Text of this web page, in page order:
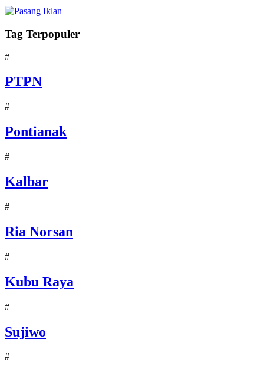
Tag Terpopuler
#
PTPN
#
Pontianak
#
Kalbar
#
Ria Norsan
#
Kubu Raya
#
Sujiwo
#